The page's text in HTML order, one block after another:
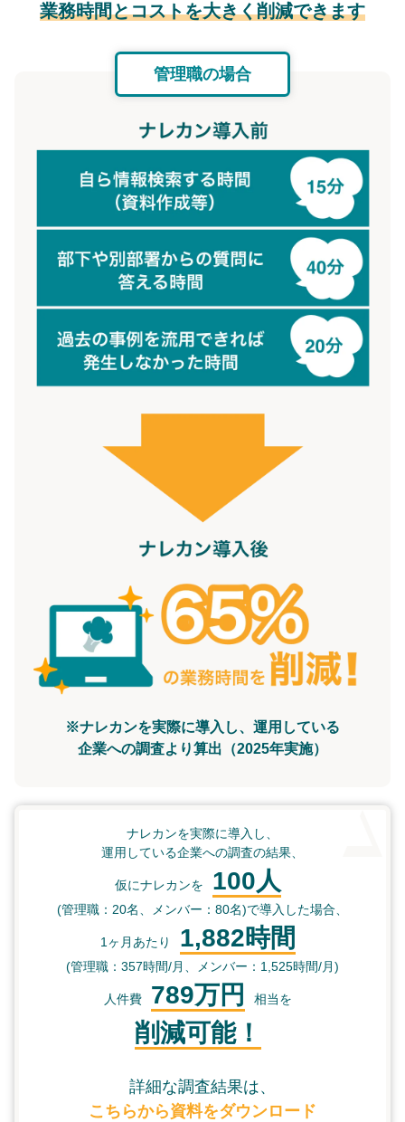
業務時間とコストを大きく削減できます
管理職の場合
※ナレカンを実際に導入し、運用している
企業への調査より算出（2025年実施）
ナレカンを実際に導入し、
運用している企業への調査の結果、
仮にナレカンを 100人
(管理職：20名、メンバー：80名)で導入した場合、
1ヶ月あたり 1,882時間
(管理職：357時間/月、メンバー：1,525時間/月)
人件費 789万円 相当を
削減可能！
詳細な調査結果は、
こちらから資料をダウンロード